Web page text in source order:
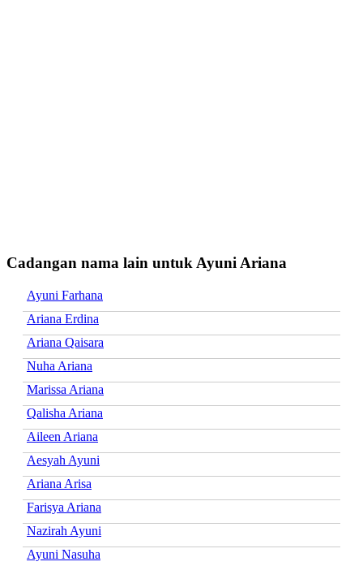
Cadangan nama lain untuk Ayuni Ariana
Ayuni Farhana
Ariana Erdina
Ariana Qaisara
Nuha Ariana
Marissa Ariana
Qalisha Ariana
Aileen Ariana
Aesyah Ayuni
Ariana Arisa
Farisya Ariana
Nazirah Ayuni
Ayuni Nasuha